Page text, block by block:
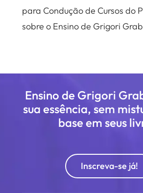
para Condução de Cursos do
sobre o Ensino de Grigori
Ensino de Grigori
sua essência, sem
base em seus
Inscreva-se já!